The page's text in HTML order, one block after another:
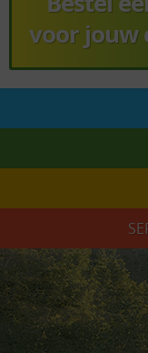
voor jouw